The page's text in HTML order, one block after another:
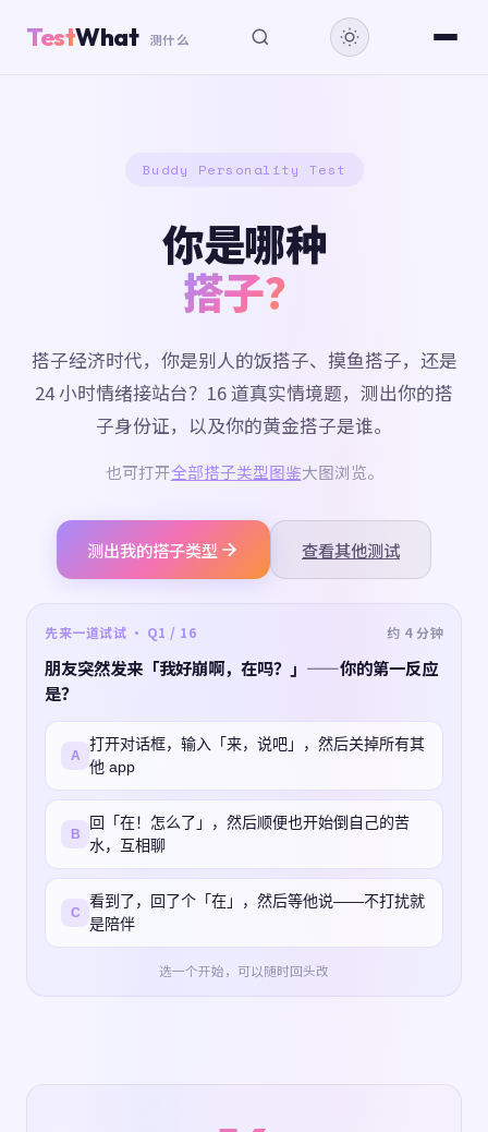
TestWhat 测什么
Buddy Personality Test
你是哪种
搭子？
搭子经济时代，你是别人的饭搭子、摸鱼搭子，还是
24 小时情绪接站台？16 道真实情境题，测出你的搭
子身份证，以及你的黄金搭子是谁。
也可打开全部搭子类型图鉴大图浏览。
测出我的搭子类型 查看其他测试
先来一道试试 · Q1 / 16 约 4 分钟
朋友突然发来「我好崩啊，在吗？」——你的第一反应
是？
A
打开对话框，输入「来，说吧」，然后关掉所有其
他 app
B
回「在！怎么了」，然后顺便也开始倒自己的苦
水，互相聊
C
看到了，回了个「在」，然后等他说——不打扰就
是陪伴
选一个开始，可以随时回头改